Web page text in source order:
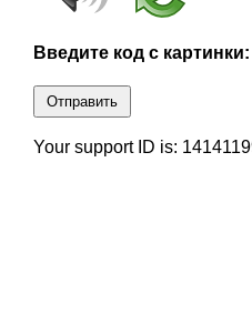
Введите код с картинки:
Отправить
Your support ID is: